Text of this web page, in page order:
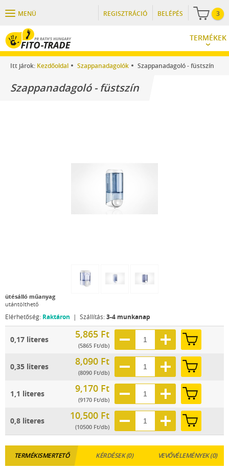
MENÜ REGISZTRÁCIÓ BELÉPÉS 3
TERMÉKEK
Itt járok: Kezdőoldal Szappanadagolók Szappanadagoló - füstszín
Szappanadagoló - füstszín
ütésálló műanyag
utántölthető
Elérhetőség: Raktáron | Szállítás:3-4 munkanap
0,17 literes 5,865 Ft
(5865 Ft/db)
0,35 literes 8,090 Ft
(8090 Ft/db)
1,1 literes 9,170 Ft
(9170 Ft/db)
0,8 literes 10,500 Ft
(10500 Ft/db)
TERMÉKISMERTETŐ KÉRDÉSEK (0) VEVŐVÉLEMÉNYEK (0)